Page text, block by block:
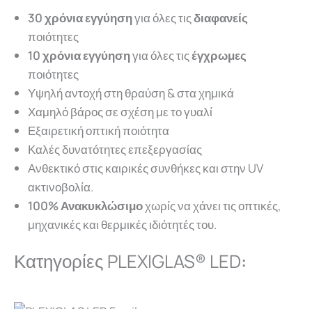
30 χρόνια εγγύησηγια όλες τιςδιαφανείς
ποιότητες
10 χρόνια εγγύησηγια όλες τιςέγχρωμες
ποιότητες
Υψηλή αντοχή στη θραύση & στα χημικά
Χαμηλό βάρος σε σχέση με το γυαλί
Εξαιρετική οπτική ποιότητα
Καλές δυνατότητες επεξεργασίας
Ανθεκτικό στις καιρικές συνθήκες και στην UV
ακτινοβολία.
100% Ανακυκλώσιμοχωρίς να χάνει τις οπτικές,
μηχανικές και θερμικές ιδιότητές του.
Κατηγορίες PLEXIGLAS® LED: